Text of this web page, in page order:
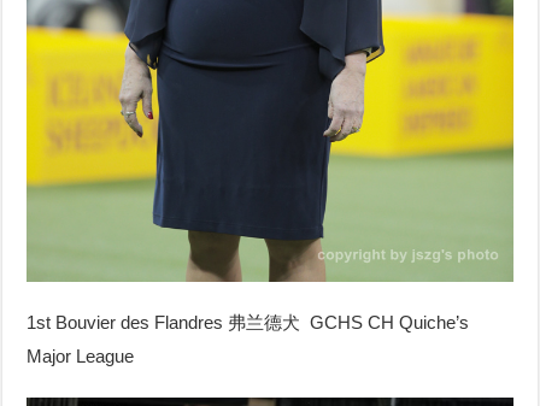
1st Bouvier des Flandres 弗兰德犬 GCHS CH Quiche’s
Major League